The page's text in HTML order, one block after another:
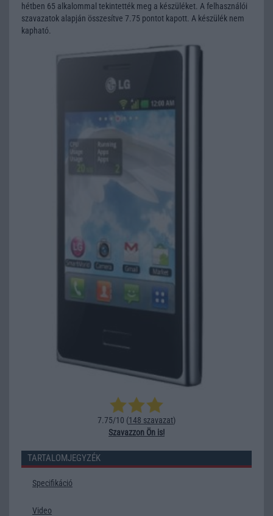
hétben 65 alkalommal tekintették meg a készüléket. A felhasználói
szavazatok alapján összesítve 7.75 pontot kapott. A készülék nem
kapható.
7.75/10 (148 szavazat)
Szavazzon Ön is!
TARTALOMJEGYZÉK
Specifikáció
Video